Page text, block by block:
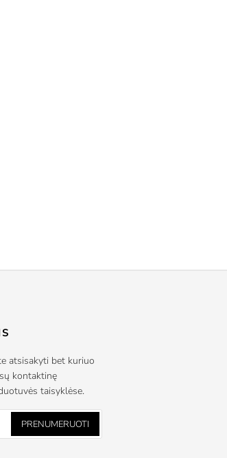
atsisakyti bet kuriuo
kontaktinę
taisyklėse.
PRENUMERUOTI